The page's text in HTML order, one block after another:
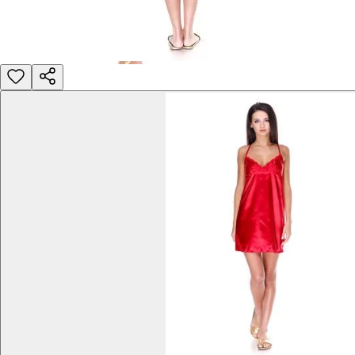
Уход за изделием
Деликатная стирка при 30°C без отжима. Сушить